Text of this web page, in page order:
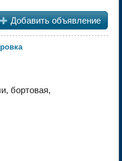
+ Добавить объявление
бортовая,